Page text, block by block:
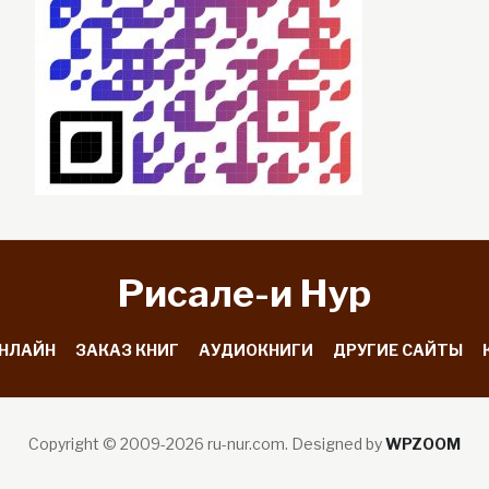
Рисале-и Hyp
ЗАКАЗ КНИГ АУДИОКНИГИ ДРУГИЕ САЙТЫ
Copyright © 2009-2026 ru-nur.com. Designed byWPZOOM